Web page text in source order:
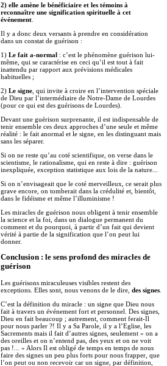
2) elle amène le bénéficiaire et les témoins à
reconnaître une signification spirituelle à cet
événement
Il y a donc deux versants à prendre en considération
dans un constat de guérison :
1) Le fait a-normal : c’est le phénomène guérison lui-
même, qui se caractérise en ceci qu’il est tout à fait
inattendu par rapport aux prévisions médicales
habituelles ;
2) Le signe , qui invite à croire en l’intervention spéciale
de Dieu par l’intermédiaire de Notre-Dame de Lourdes
(pour ce qui est des guérisons de Lourdes).
Devant une guérison surprenante, il est indispensable de
tenir ensemble ces deux approches d’une seule et même
réalité : le fait anormal et le signe, en les distinguant mais
sans les séparer.
Si on ne reste qu’au coté scientifique, on verse dans le
scientisme, le rationalisme, qui en reste à dire : guérison
inexpliquée, exception statistique aux lois de la nature...
Si on n’envisageait que le coté merveilleux, ce serait plus
grave encore, on tomberait dans la crédulité et, bientôt,
dans le fidéisme et même l’illuminisme !
Les miracles de guérison nous obligent à tenir ensemble
la science et la foi, dans un dialogue permanent du
comment et du pourquoi, à partir d’un fait qui devient
vérité à partie de la signification que l’on peut lui
donner.
Conclusion : le sens profond des miracles de
guérison
Les guérisons miraculeuses visibles restent des
exceptions. Elles sont, nous venons de le dire, des signes
C’est la définition du miracle : un signe que Dieu nous
fait à travers un événement fort et personnel. Des signes,
Dieu en fait beaucoup ; autrement, comment ferait-Il
pour nous parler ?! Il y a Sa Parole, il y a l’Eglise, les
Sacrements mais il fait d’autres signes, seulement « on a
des oreilles et on n’entend pas, des yeux et on ne voit
pas !... » Alors Il est obligé de temps en temps de nous
faire des signes un peu plus forts pour nous frapper, que
l’on peut ou non recevoir car un signe, par définition,